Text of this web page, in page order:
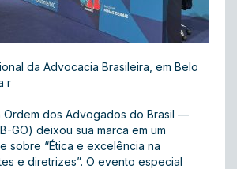
da Advocacia Brasileira, em Belo
r
Ordem dos Advogados do Brasil —
GO) deixou sua marca em um
sobre “Ética e excelência na
e diretrizes”. O evento especial